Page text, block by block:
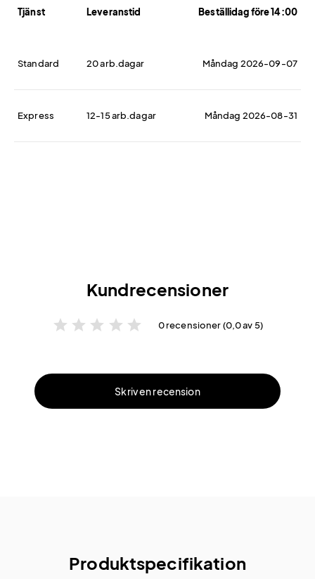
Tjänst Leveranstid Beställidag före 14:00
Standard 20 arb.dagar Måndag 2026-09-07
Express 12-15 arb.dagar Måndag 2026-08-31
Kundrecensioner
star star star star star 0 recensioner (0,0 av 5)
Skriv en recension
Produktspecifikation